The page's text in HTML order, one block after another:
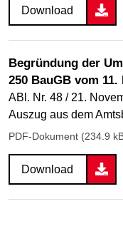
Download
Begründung der
250 BauGB vom 11.
ABl. Nr. 48 / 21.
Auszug aus dem
PDF-Dokument (234.9
Download